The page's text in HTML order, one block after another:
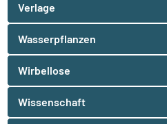
Verlage
Wasserpflanzen
Wirbellose
Wissenschaft